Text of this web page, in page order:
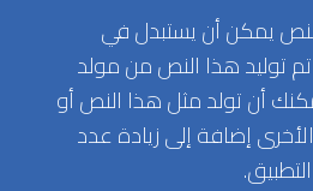
يمكن أن يستبدل في
توليد هذا النص من مولد
أن تولد مثل هذا النص أو
إضافة إلى زيادة عدد